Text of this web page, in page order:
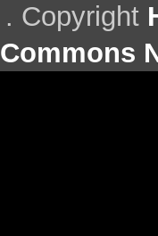
. Copyright
Commons